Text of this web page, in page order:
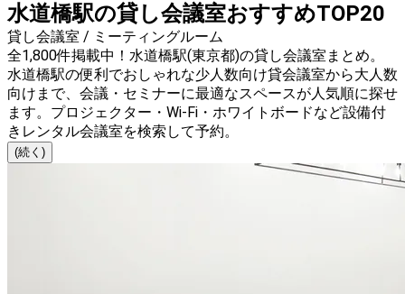
水道橋駅の貸し会議室おすすめTOP20
貸し会議室 / ミーティングルーム
全1,800件掲載中！水道橋駅(東京都)の貸し会議室まとめ。
水道橋駅の便利でおしゃれな少人数向け貸会議室から大人数
向けまで、会議・セミナーに最適なスペースが人気順に探せ
ます。プロジェクター・Wi-Fi・ホワイトボードなど設備付
きレンタル会議室を検索して予約。
(続く)